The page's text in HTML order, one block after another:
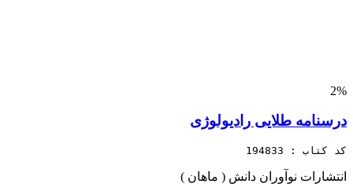
2%
درسنامه طلایی رادیولوژی
کد کتاب : 194833
انتشارات نوآوران دانش ( ماهان )